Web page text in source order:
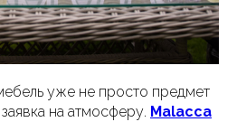
уже не просто предмет
на атмосферу. Malacca